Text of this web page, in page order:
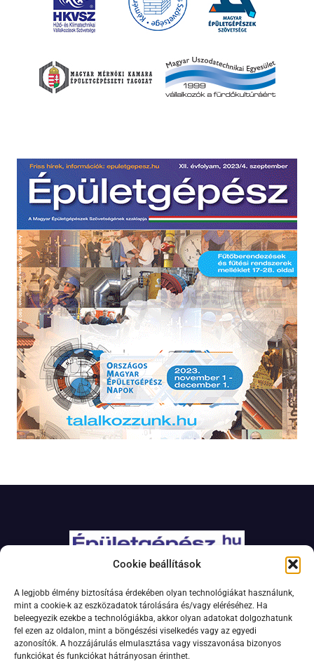
Cookie beállítások
A legjobb élmény biztosítása érdekében olyan technológiákat használunk,
mint a cookie-k az eszközadatok tárolására és/vagy eléréséhez. Ha
beleegyezik ezekbe a technológiákba, akkor olyan adatokat dolgozhatunk
fel ezen az oldalon, mint a böngészési viselkedés vagy az egyedi
azonosítók. A hozzájárulás elmulasztása vagy visszavonása bizonyos
funkciókat és funkciókat hátrányosan érinthet.
Adatkezelési szabályzat
Jogi nyilatkozat
Kapcsolat
Impresszum